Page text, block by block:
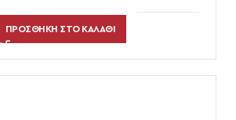
ΠΡΟΣΘΉΚΗ ΣΤΟ ΚΑΛΆΘΙ